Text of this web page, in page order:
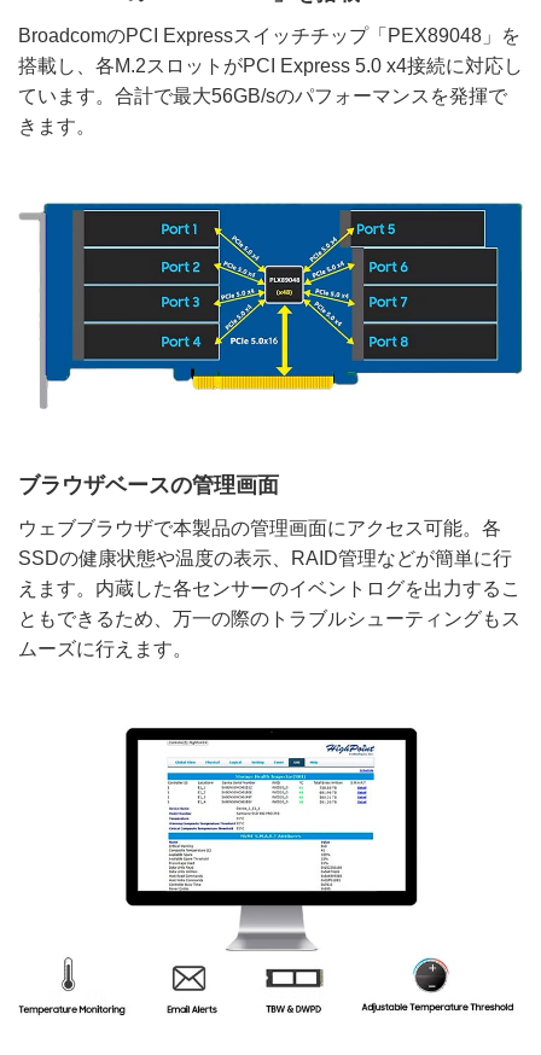
BroadcomのPCI Expressスイッチチップ「PEX89048」を
搭載し、各M.2スロットがPCI Express 5.0 x4接続に対応し
ています。合計で最大56GB/sのパフォーマンスを発揮で
きます。
ブラウザベースの管理画面
ウェブブラウザで本製品の管理画面にアクセス可能。各
SSDの健康状態や温度の表示、RAID管理などが簡単に行
えます。内蔵した各センサーのイベントログを出力するこ
ともできるため、万一の際のトラブルシューティングもス
ムーズに行えます。